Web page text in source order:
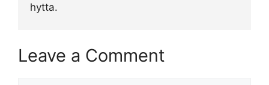
hytta.
Leave a Comment